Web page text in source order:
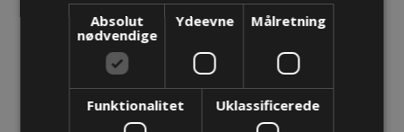
Endebeslag UA1665 - 175
Endebeslag UA1665 - 175
Absolut
nødvendige
Ydeevne Målretning
Funktionalitet Uklassificerede